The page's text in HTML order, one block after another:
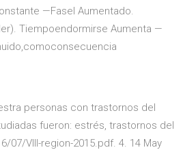
—FaseI Aumentado.
Tiempoendormirse Aumenta —
personas con trastornos del
fueron: estrés, trastornos del
VIII-region-2015.pdf. 4. 14 May